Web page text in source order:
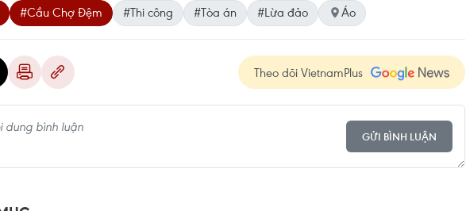
#Cầu Chợ Đệm #Thi công #Tòa án #Lừa đảo Áo
Theo dõi VietnamPlus
GỬI BÌNH LUẬN